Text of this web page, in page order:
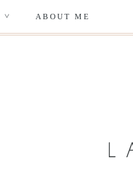
> ABOUT ME